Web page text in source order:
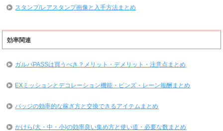
スタンプ/レアスタンプ画像と入手方法まとめ
効率関連
ガルパPASSは買うべき？メリット・デメリット・注意点まとめ
EXミッションとデコレーション機能・ピンズ・レーン報酬まとめ
バッジの効率的な稼ぎ方と交換できるアイテムまとめ
かけら(大・中・小)の効率良い集め方と使い道・必要な数まとめ